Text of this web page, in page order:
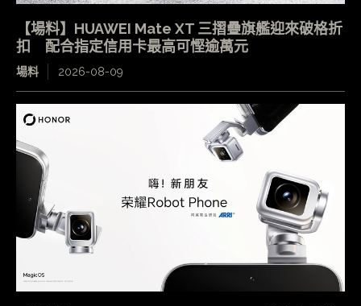
【場料】HUAWEI Mate XT 三摺疊旗艦迎來破格折
扣 配合指定信用卡最高可慳逾萬元
場料 2026-08-09